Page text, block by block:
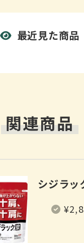
最近見た商品
関連商品
シジラッ
常